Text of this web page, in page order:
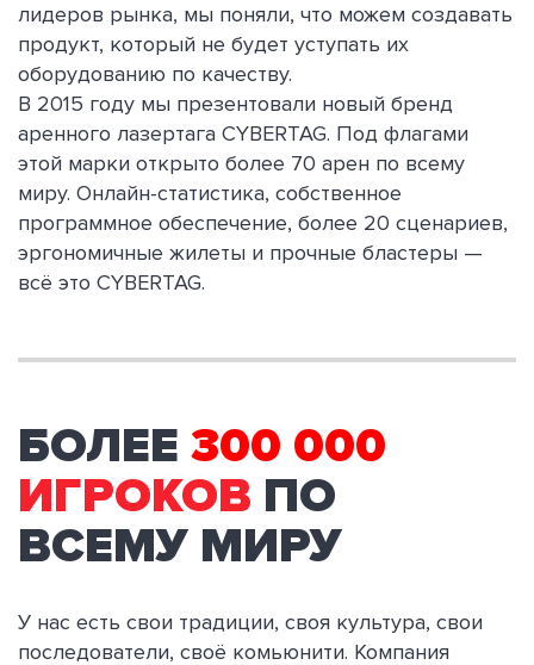
лидеров рынка, мы поняли, что можем создавать
продукт, который не будет уступать их
оборудованию по качеству.
В 2015 году мы презентовали новый бренд
аренного лазертага CYBERTAG. Под флагами
этой марки открыто более 70 арен по всему
миру. Онлайн-статистика, собственное
программное обеспечение, более 20 сценариев,
эргономичные жилеты и прочные бластеры —
всё это CYBERTAG.
БОЛЕЕ 300 000
ИГРОКОВ ПО
ВСЕМУ МИРУ
У нас есть свои традиции, своя культура, свои
последователи, своё комьюнити. Компания